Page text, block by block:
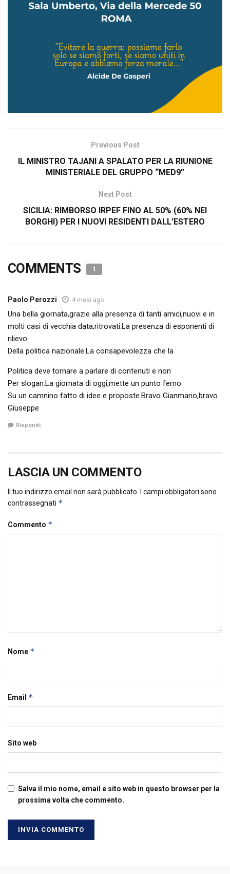
Previous Post
IL MINISTRO TAJANI A SPALATO PER LA RIUNIONE
MINISTERIALE DEL GRUPPO “MED9”
Next Post
SICILIA: RIMBORSO IRPEF FINO AL 50% (60% NEI
BORGHI) PER I NUOVI RESIDENTI DALL’ESTERO
COMMENTS 1
Paolo Perozzi 4 mesi ago
Una bella giornata,grazie alla presenza di tanti amici,nuovi e in
molti casi di vecchia data,ritrovati.La presenza di esponenti di
rilievo
Della politica nazionale.La consapevolezza che la
Politica deve tornare a parlare di contenuti e non
Per slogan.La giornata di oggi,mette un punto ferno
Su un camnino fatto di idee e proposte.Bravo Gianmario,bravo
Giuseppe
Rispondi
LASCIA UN COMMENTO
Il tuo indirizzo email non sarà pubblicato. I campi obbligatori sono
contrassegnati *
Commento *
Nome *
Email *
Sito web
Salva il mio nome, email e sito web in questo browser per la
prossima volta che commento.